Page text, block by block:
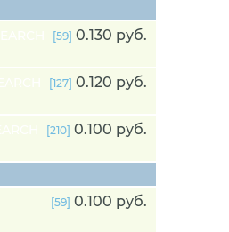
[59] 0.130 руб.
[127] 0.120 руб.
[210] 0.100 руб.
[59] 0.100 руб.